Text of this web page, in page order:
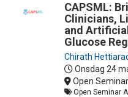
CAPSML:
Clinicians,
and
Glucose
Chirath
Onsdag 24
Open
Open Seminar